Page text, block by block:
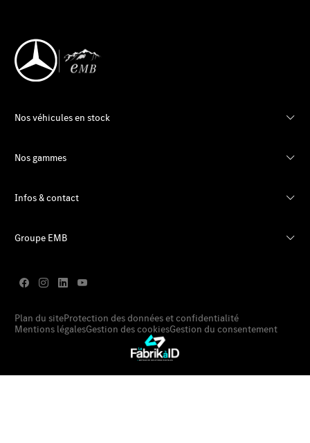
Nos véhicules en stock
Nos gammes
Infos & contact
Groupe EMB
Plan du siteProtection des données et confidentialité
Mentions légalesGestion des cookiesGestion du consentement